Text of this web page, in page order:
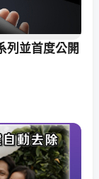
並首度公開